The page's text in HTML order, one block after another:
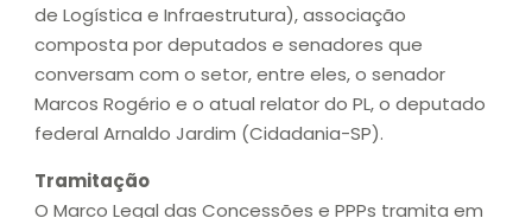
de Logística e Infraestrutura), associação
composta por deputados e senadores que
conversam com o setor, entre eles, o senador
Marcos Rogério e o atual relator do PL, o deputado
federal Arnaldo Jardim (Cidadania-SP).
Tramitação
O Marco Legal das Concessões e PPPs tramita em